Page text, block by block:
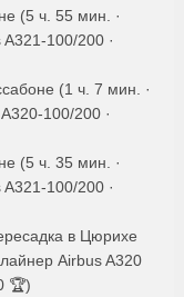
(5 ч. 55 мин. ·
100/200 ·
(1 ч. 7 мин. ·
100/200 ·
(5 ч. 35 мин. ·
100/200 ·
в Цюрихе
Airbus A320
🏆)